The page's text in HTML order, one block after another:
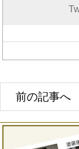
前の記事へ